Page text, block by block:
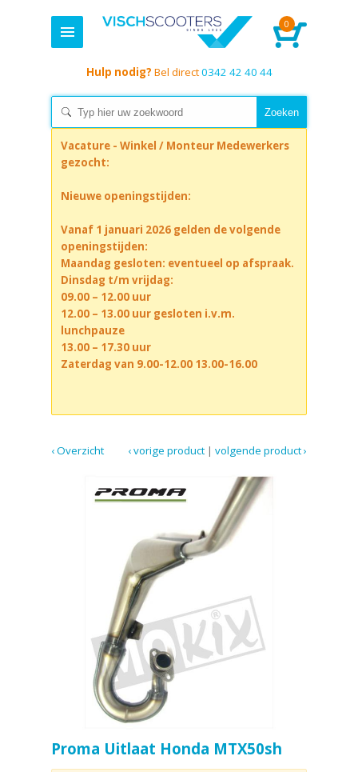
0
Hulp nodig? Bel direct0342 42 40 44
Vacature - Winkel / Monteur Medewerkers
gezocht:
Nieuwe openingstijden:
Vanaf 1 januari 2026 gelden de volgende
openingstijden:
Maandag gesloten: eventueel op afspraak.
Dinsdag t/m vrijdag:
09.00 – 12.00 uur
12.00 – 13.00 uur gesloten i.v.m.
lunchpauze
13.00 – 17.30 uur
Zaterdag van 9.00-12.00 13.00-16.00
‹ Overzicht volgende product ›
|
‹ vorige product
Proma Uitlaat Honda MTX50sh